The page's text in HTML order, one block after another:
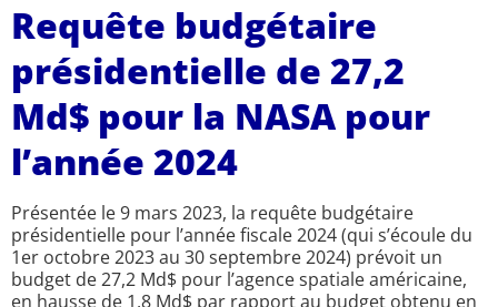
Requête budgétaire
présidentielle de 27,2
Md$ pour la NASA pour
l’année 2024
Présentée le 9 mars 2023, la requête budgétaire
présidentielle pour l’année fiscale 2024 (qui s’écoule du
1er octobre 2023 au 30 septembre 2024) prévoit un
budget de 27,2 Md$ pour l’agence spatiale américaine,
en hausse de 1,8 Md$ par rapport au budget obtenu en